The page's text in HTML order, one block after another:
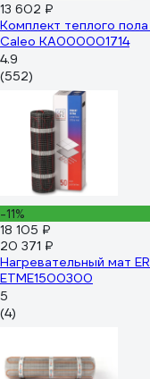
13 602 ₽
Комплект теплого
Caleo КА000001714
4.9
(552)
-11%
18 105 ₽
20 371 ₽
Нагревательный мат
ETME1500300
5
(4)